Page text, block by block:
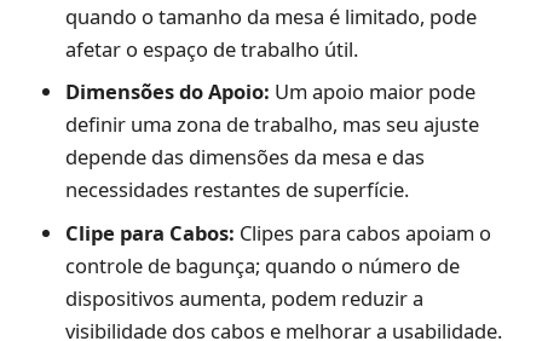
quando o tamanho da mesa é limitado, pode
afetar o espaço de trabalho útil.
Dimensões do Apoio: Um apoio maior pode
definir uma zona de trabalho, mas seu ajuste
depende das dimensões da mesa e das
necessidades restantes de superfície.
Clipe para Cabos: Clipes para cabos apoiam o
controle de bagunça; quando o número de
dispositivos aumenta, podem reduzir a
visibilidade dos cabos e melhorar a usabilidade.